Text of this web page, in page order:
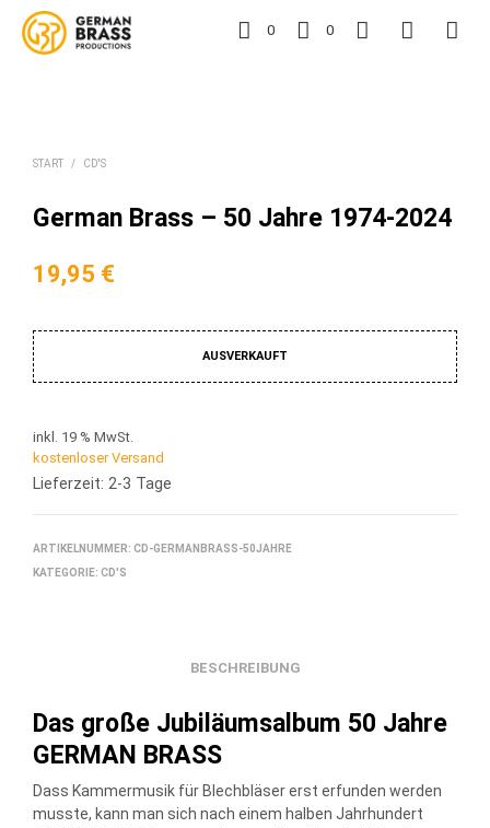
0 0
START / CD'S
German Brass – 50 Jahre 1974-2024
19,95 €
AUSVERKAUFT
inkl. 19 % MwSt.
kostenloser Versand
Lieferzeit: 2-3 Tage
ARTIKELNUMMER: CD-GERMANBRASS-50JAHRE
KATEGORIE: CD'S
BESCHREIBUNG
Das große Jubiläumsalbum 50 Jahre
GERMAN BRASS
Dass Kammermusik für Blechbläser erst erfunden werden
musste, kann man sich nach einem halben Jahrhundert